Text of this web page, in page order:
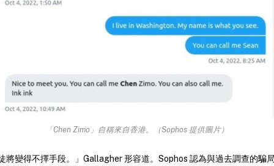
「Chen Zimo」自稱來自香港。（Sophos 提供圖片）
將變得不擇手段。」Gallagher 形容道。Sophos 認為與過去調查的騙